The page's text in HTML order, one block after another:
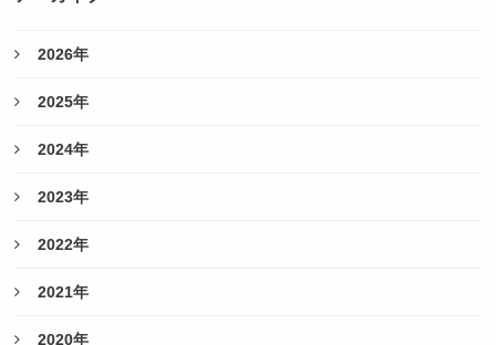
2026年
2025年
2024年
2023年
2022年
2021年
2020年